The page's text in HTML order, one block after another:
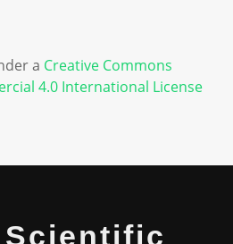
a Creative Commons
4.0 International License